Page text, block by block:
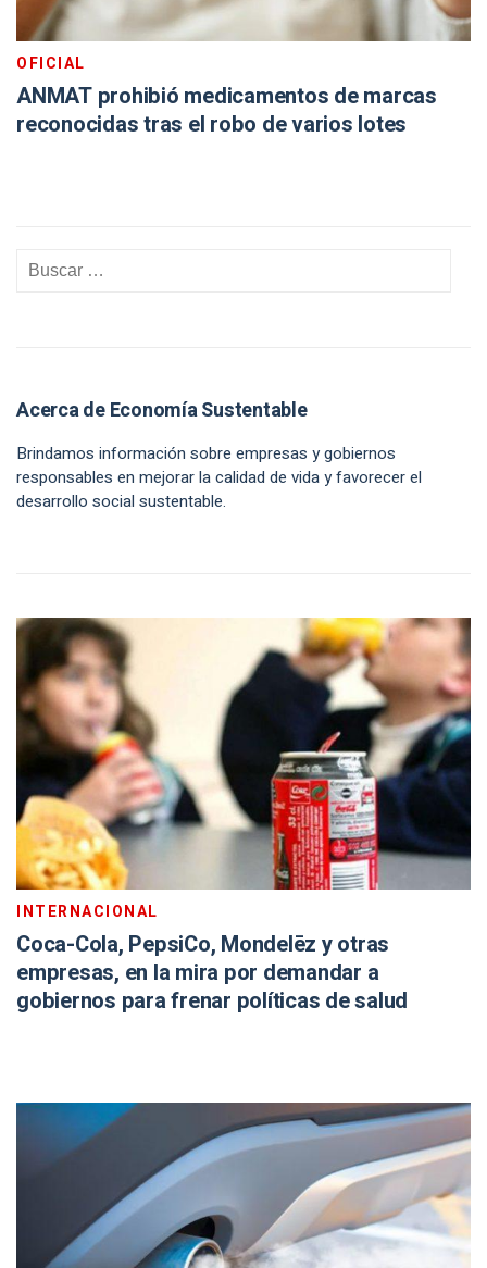
OFICIAL
ANMAT prohibió medicamentos de marcas
reconocidas tras el robo de varios lotes
Acerca de Economía Sustentable
Brindamos información sobre empresas y gobiernos
responsables en mejorar la calidad de vida y favorecer el
desarrollo social sustentable.
INTERNACIONAL
Coca-Cola, PepsiCo, Mondelēz y otras
empresas, en la mira por demandar a
gobiernos para frenar políticas de salud